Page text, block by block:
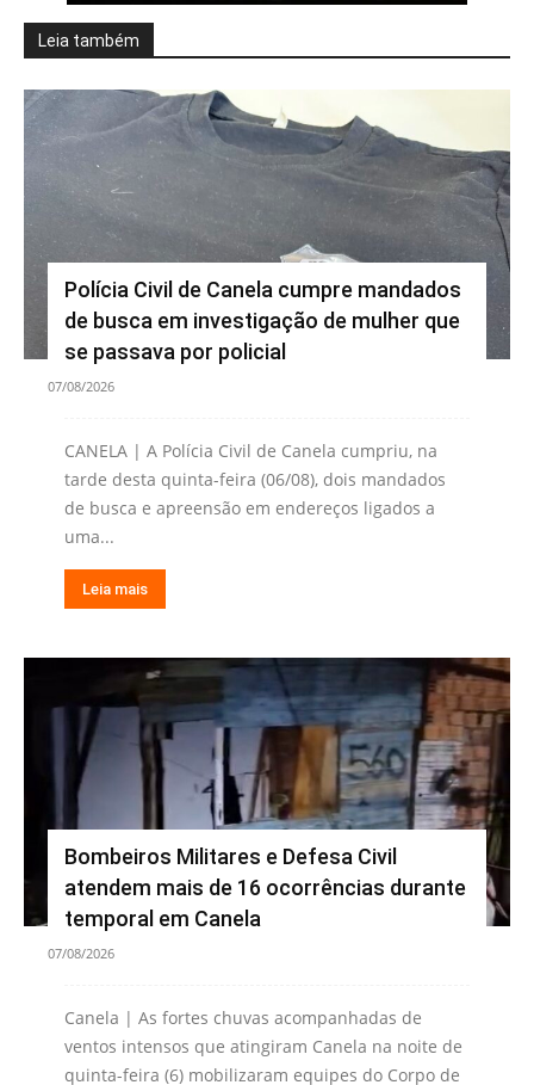
Leia também
Polícia Civil de Canela cumpre mandados
de busca em investigação de mulher que
se passava por policial
07/08/2026
CANELA | A Polícia Civil de Canela cumpriu, na
tarde desta quinta-feira (06/08), dois mandados
de busca e apreensão em endereços ligados a
uma...
Leia mais
Bombeiros Militares e Defesa Civil
atendem mais de 16 ocorrências durante
temporal em Canela
07/08/2026
Canela | As fortes chuvas acompanhadas de
ventos intensos que atingiram Canela na noite de
quinta-feira (6) mobilizaram equipes do Corpo de